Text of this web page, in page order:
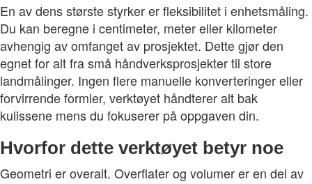
En av dens største styrker er fleksibilitet i enhetsmåling.
Du kan beregne i centimeter, meter eller kilometer
avhengig av omfanget av prosjektet. Dette gjør den
egnet for alt fra små håndverksprosjekter til store
landmålinger. Ingen flere manuelle konverteringer eller
forvirrende formler, verktøyet håndterer alt bak
kulissene mens du fokuserer på oppgaven din.
Hvorfor dette verktøyet betyr noe
Geometri er overalt. Overflater og volumer er en del av